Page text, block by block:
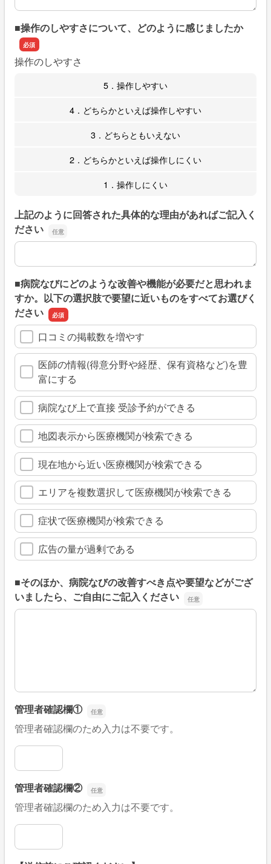
■操作のしやすさについて、どのように感じましたか
操作のしやすさ
5．操作しやすい
4．どちらかといえば操作しやすい
3．どちらともいえない
2．どちらかといえば操作しにくい
1．操作しにくい
上記のように回答された具体的な理由があればご記入く
ださい
上記のように回答された具体的な理由があればご記入くだ
■病院なびにどのような改善や機能が必要だと思われま
すか。以下の選択肢で要望に近いものをすべてお選びく
ださい
口コミの掲載数を増やす
医師の情報(得意分野や経歴、保有資格など)を豊
富にする
病院なび上で直接 受診予約ができる
地図表示から医療機関が検索できる
現在地から近い医療機関が検索できる
エリアを複数選択して医療機関が検索できる
症状で医療機関が検索できる
広告の量が過剰である
■そのほか、病院なびの改善すべき点や要望などがござ
いましたら、ご自由にご記入ください
■そのほか、病院なびの改善すべき点や要望などがござい
管理者確認欄①
管理者確認欄のため入力は不要です。
管理者確認欄①
管理者確認欄②
管理者確認欄のため入力は不要です。
管理者確認欄②